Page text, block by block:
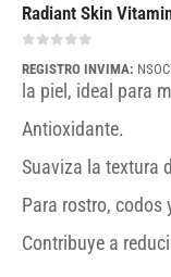
Radiant Skin
REGISTRO INVIMA:
la piel, ideal para
Antioxidante.
Suaviza la textura
Para rostro, codos
Contribuye a